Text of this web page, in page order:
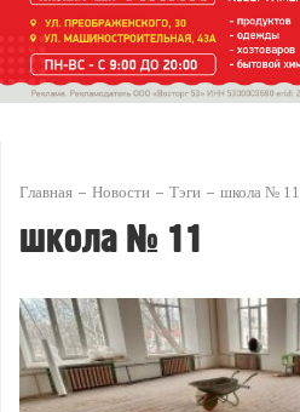
Главная Новости Тэги школа № 11
школа № 11